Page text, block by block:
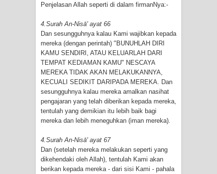
Penjelasan Allah seperti di dalam firmanNya:-
4.Surah An-Nisā' ayat 66
Dan sesungguhnya kalau Kami wajibkan kepada
mereka (dengan perintah) "BUNUHLAH DIRI
KAMU SENDIRI, ATAU KELUARLAH DARI
TEMPAT KEDIAMAN KAMU" NESCAYA
MEREKA TIDAK AKAN MELAKUKANNYA,
KECUALI SEDIKIT DARIPADA MEREKA. Dan
sesungguhnya kalau mereka amalkan nasihat
pengajaran yang telah diberikan kepada mereka,
tentulah yang demikian itu lebih baik bagi
mereka dan lebih meneguhkan (iman mereka).
4.Surah An-Nisā' ayat 67
Dan (setelah mereka melakukan seperti yang
dikehendaki oleh Allah), tentulah Kami akan
berikan kepada mereka - dari sisi Kami - pahala